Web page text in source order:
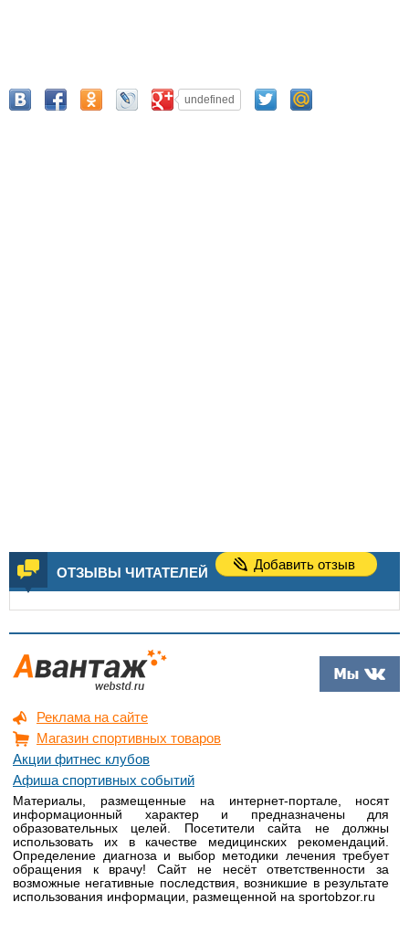
undefined
ОТЗЫВЫ ЧИТАТЕЛЕЙ
Добавить отзыв
Реклама на сайте
Магазин спортивных товаров
Акции фитнес клубов
Афиша спортивных событий
Материалы, размещенные на интернет-портале, носят
информационный характер и предназначены для
образовательных целей. Посетители сайта не должны
использовать их в качестве медицинских рекомендаций.
Определение диагноза и выбор методики лечения требует
обращения к врачу! Сайт не несёт ответственности за
возможные негативные последствия, возникшие в результате
использования информации, размещенной на sportobzor.ru